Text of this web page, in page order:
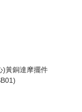
)黃銅達摩擺件